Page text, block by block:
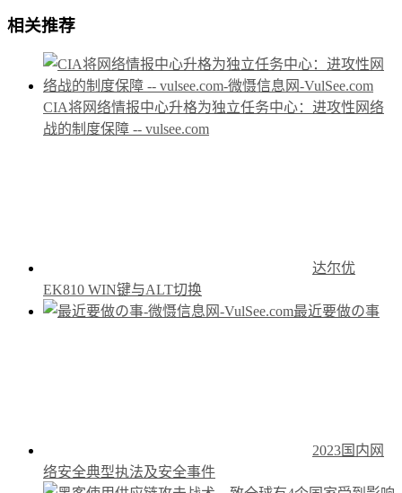
相关推荐
CIA将网络情报中心升格为独立任务中心：进攻性网络
战的制度保障 -- vulsee.com
达尔优
EK810 WIN键与ALT切换
最近要做の事
2023国内网
络安全典型执法及安全事件